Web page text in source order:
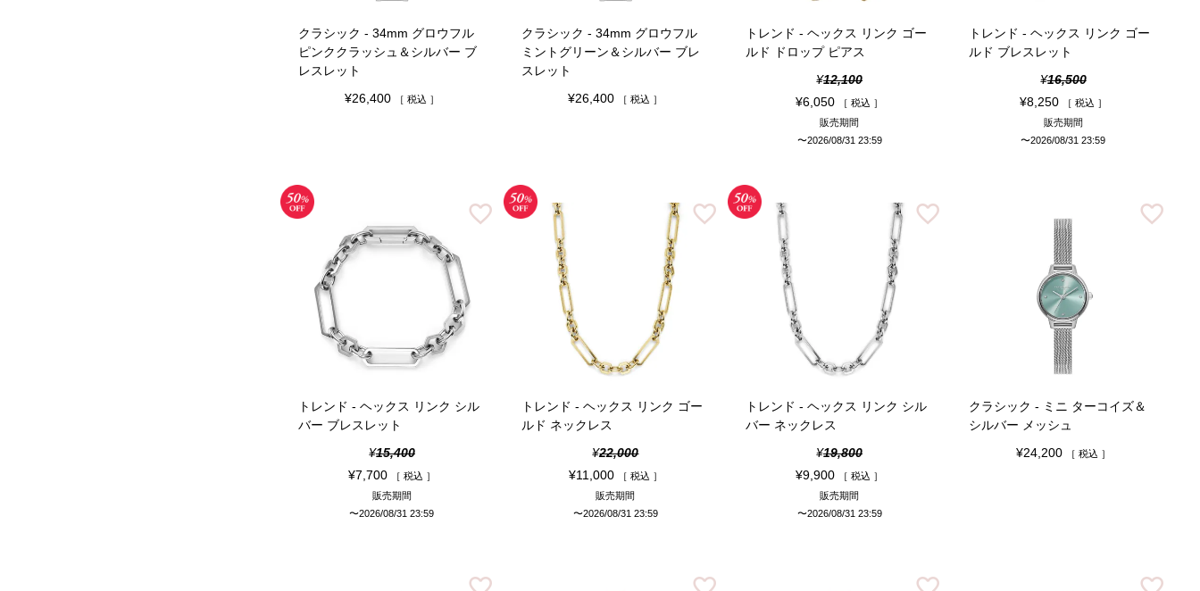
クラシック - 34mm グロウフル
ピンククラッシュ＆シルバー ブ
レスレット
¥26,400 税込
クラシック - 34mm グロウフル
ミントグリーン＆シルバー ブレ
スレット
¥26,400 税込
トレンド - ヘックス リンク ゴー
ルド ドロップ ピアス
¥12,100
¥6,050
税込
販売期間
〜2026/08/31 23:59
トレンド - ヘックス リンク ゴー
ルド ブレスレット
¥16,500
¥8,250
税込
販売期間
〜2026/08/31 23:59
トレンド - ヘックス リンク シル
バー ブレスレット
¥15,400
¥7,700
税込
販売期間
〜2026/08/31 23:59
トレンド - ヘックス リンク ゴー
ルド ネックレス
¥22,000
¥11,000
税込
販売期間
〜2026/08/31 23:59
トレンド - ヘックス リンク シル
バー ネックレス
¥19,800
¥9,900
税込
販売期間
〜2026/08/31 23:59
クラシック - ミニ ターコイズ＆
シルバー メッシュ
¥24,200 税込